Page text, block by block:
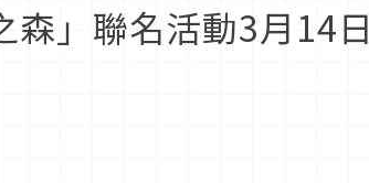
」聯名活動3月14日